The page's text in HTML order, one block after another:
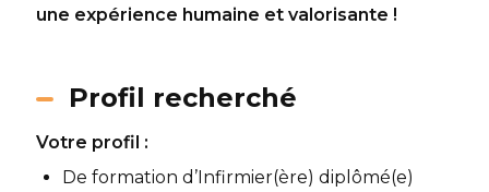
une expérience humaine et valorisante !
Profil recherché
Votre profil :
De formation d’Infirmier(ère) diplômé(e)